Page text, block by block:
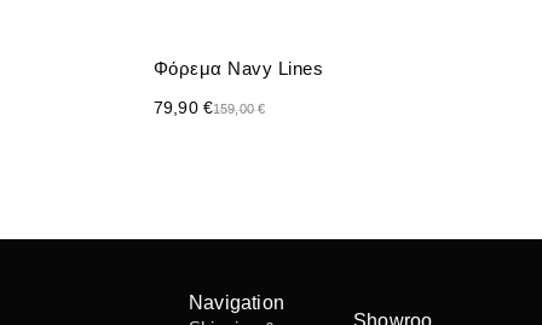
Φόρεμα Navy Lines
159,00€
79,90 €
Navigation
Showroo